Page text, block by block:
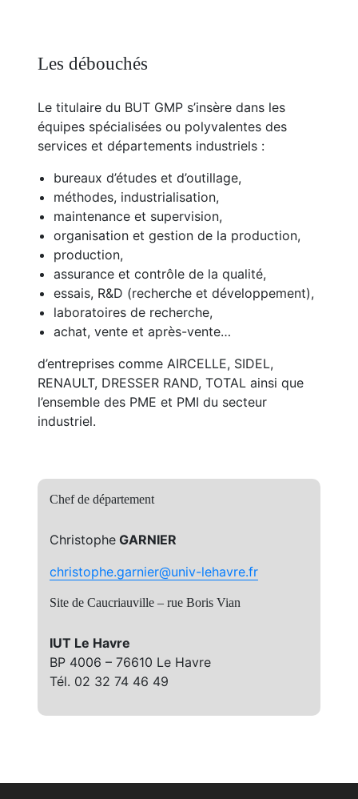
Les débouchés
Le titulaire du BUT GMP s’insère dans les
équipes spécialisées ou polyvalentes des
services et départements industriels :
bureaux d’études et d’outillage,
méthodes, industrialisation,
maintenance et supervision,
organisation et gestion de la production,
production,
assurance et contrôle de la qualité,
essais, R&D (recherche et développement),
laboratoires de recherche,
achat, vente et après-vente…
d’entreprises comme AIRCELLE, SIDEL,
RENAULT, DRESSER RAND, TOTAL ainsi que
l’ensemble des PME et PMI du secteur
industriel.
Chef de département
Christophe GARNIER
christophe.garnier@univ-lehavre.fr
Site de Caucriauville – rue Boris Vian
IUT Le Havre
BP 4006 – 76610 Le Havre
Tél. 02 32 74 46 49